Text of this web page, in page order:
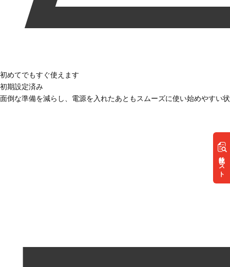
リスト
初めてでもすぐ使えます
初期設定済み
面倒な準備を減らし、電源を入れたあともスムーズに使い始めやすい